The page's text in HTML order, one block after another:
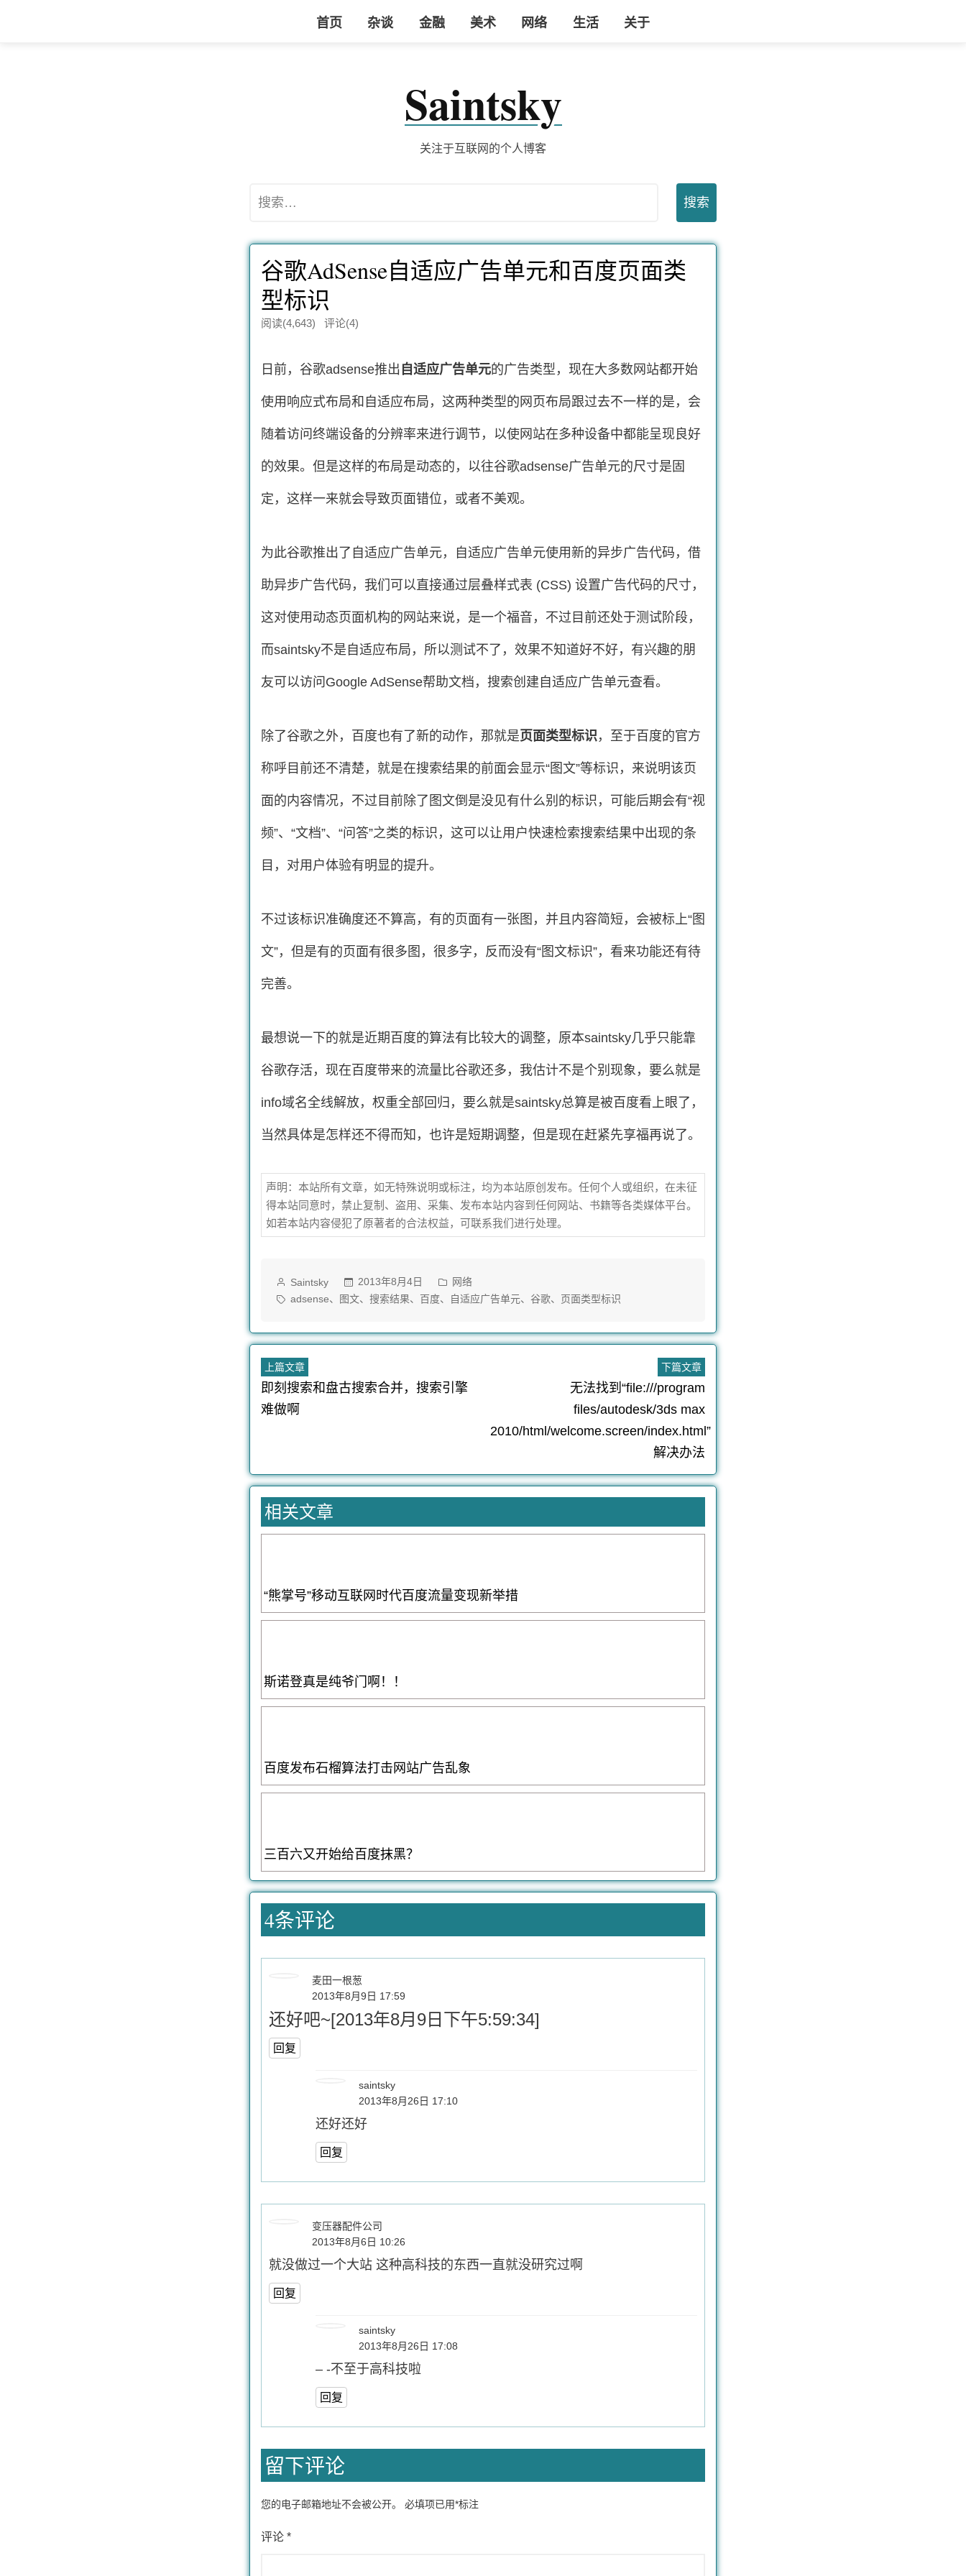
Saintsky
关注于互联网的个人博客
搜
首页 杂谈 金融 美术 网络 生活 关于
谷歌AdSense自适应广告单元和百度页面类
型标识
阅读(4,643) 评论(4)
日前，谷歌adsense推出 自适应广告单元的广告类型，现在大多数网站都开始
使用响应式布局和自适应布局，这两种类型的网页布局跟过去不一样的是，会
随着访问终端设备的分辨率来进行调节，以使网站在多种设备中都能呈现良好
的效果。但是这样的布局是动态的，以往谷歌adsense广告单元的尺寸是固
定，这样一来就会导致页面错位，或者不美观。
为此谷歌推出了自适应广告单元，自适应广告单元使用新的异步广告代码，借
助异步广告代码，我们可以直接通过层叠样式表 (CSS) 设置广告代码的尺寸，
这对使用动态页面机构的网站来说，是一个福音，不过目前还处于测试阶段，
而saintsky不是自适应布局，所以测试不了，效果不知道好不好，有兴趣的朋
友可以访问Google AdSense帮助文档，搜索创建自适应广告单元查看。
除了谷歌之外，百度也有了新的动作，那就是页面类型标识，至于百度的官方
称呼目前还不清楚，就是在搜索结果的前面会显示“图文”等标识，来说明该页
面的内容情况，不过目前除了图文倒是没见有什么别的标识，可能后期会有“视
频”、“文档”、“问答”之类的标识，这可以让用户快速检索搜索结果中出现的条
目，对用户体验有明显的提升。
不过该标识准确度还不算高，有的页面有一张图，并且内容简短，会被标上“图
文”，但是有的页面有很多图，很多字，反而没有“图文标识”，看来功能还有待
完善。
最想说一下的就是近期百度的算法有比较大的调整，原本saintsky几乎只能靠
谷歌存活，现在百度带来的流量比谷歌还多，我估计不是个别现象，要么就是
info域名全线解放，权重全部回归，要么就是saintsky总算是被百度看上眼了，
当然具体是怎样还不得而知，也许是短期调整，但是现在赶紧先享福再说了。
声明：本站所有文章，如无特殊说明或标注，均为本站原创发布。任何个人或组织，在未征
得本站同意时，禁止复制、盗用、采集、发布本站内容到任何网站、书籍等各类媒体平台。
如若本站内容侵犯了原著者的合法权益，可联系我们进行处理。
作
者：
Saintsky 2013年8月4日
发
布
网络
标
adsense、 图文、 搜索结果、 百度、 自适应广告单元、 谷歌、 页面类型标识
文
章
上篇文章
篇
即刻搜索和盘古搜索合并，搜索引擎
难做啊
下篇文章
文
章：
无法找到“file:///program
files/autodesk/3ds max
2010/html/welcome.screen/index.html”
解决办法
相关文章
“熊掌号”移动互联网时代百度流量变现新举措
斯诺登真是纯爷门啊！！
百度发布石榴算法打击网站广告乱象
三百六又开始给百度抹黑？
4条评论
麦田一根葱
2013年8月9日 17:59
还好吧~[2013年8月9日下午5:59:34]
回复
saintsky
2013年8月26日 17:10
还好还好
回复
变压器配件公司
2013年8月6日 10:26
就没做过一个大站 这种高科技的东西一直就没研究过啊
回复
saintsky
2013年8月26日 17:08
– -不至于高科技啦
回复
留下评论
您的电子邮箱地址不会被公开。 必填项已用*标注
评论 *